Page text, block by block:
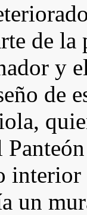
de
y
de
interior
un